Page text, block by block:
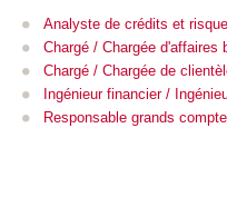
Analyste de crédits et
Chargé / Chargée d'affaires
Chargé / Chargée de
Ingénieur financier /
Responsable grands